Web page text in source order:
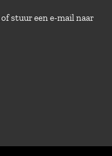
of stuur een e-mail naar